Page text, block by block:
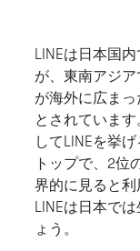
LINEは日本国
が、東南アジ
が海外に広ま
とされていま
してLINEを挙
トップで、2位
界的に見ると利
LINEは日本で
ょう。